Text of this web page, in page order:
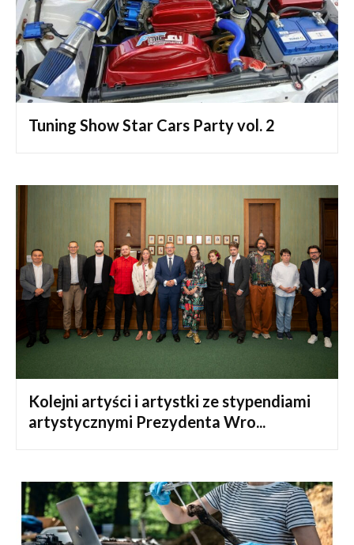
Tuning Show Star Cars Party vol. 2
Kolejni artyści i artystki ze stypendiami
artystycznymi Prezydenta Wro...